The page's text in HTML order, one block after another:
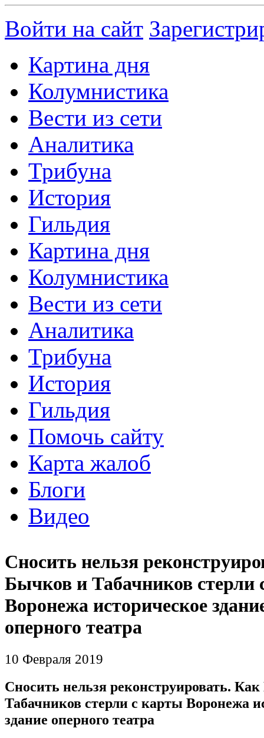
Войти на сайт
Картина дня
Колумнистика
Вести из сети
Аналитика
Трибуна
История
Гильдия
Картина дня
Колумнистика
Вести из сети
Аналитика
Трибуна
История
Гильдия
Помочь сайту
Карта жалоб
Блоги
Видео
Сносить нельзя
Бычков и Табачников стерли
Воронежа историческое
оперного театра
10 Февраля 2019
Сносить нельзя реконструировать.
Табачников стерли с карты Воронежа
здание оперного театра